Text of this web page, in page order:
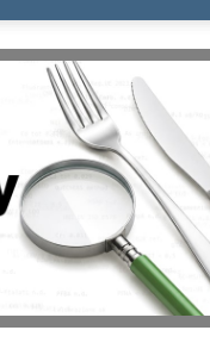
Salvagente